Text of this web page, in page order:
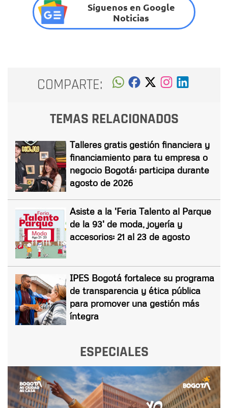
Síguenos en Google
Noticias
COMPARTE:
TEMAS RELACIONADOS
Talleres gratis gestión financiera y
financiamiento para tu empresa o
negocio Bogotá: participa durante
agosto de 2026
Asiste a la 'Feria Talento al Parque
de la 93' de moda, joyería y
accesorios: 21 al 23 de agosto
IPES Bogotá fortalece su programa
de transparencia y ética pública
para promover una gestión más
íntegra
ESPECIALES